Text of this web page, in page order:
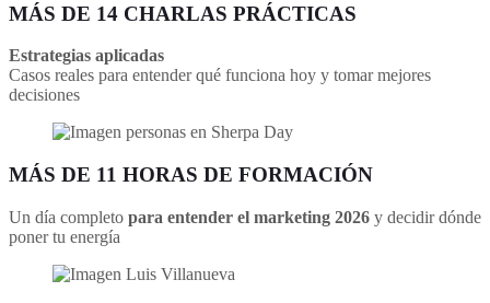
MÁS DE 14 CHARLAS PRÁCTICAS
Estrategias aplicadas
Casos reales para entender qué funciona hoy y tomar mejores
decisiones
MÁS DE 11 HORAS DE FORMACIÓN
Un día completo para entender el marketing 2026 y decidir dónde
poner tu energía